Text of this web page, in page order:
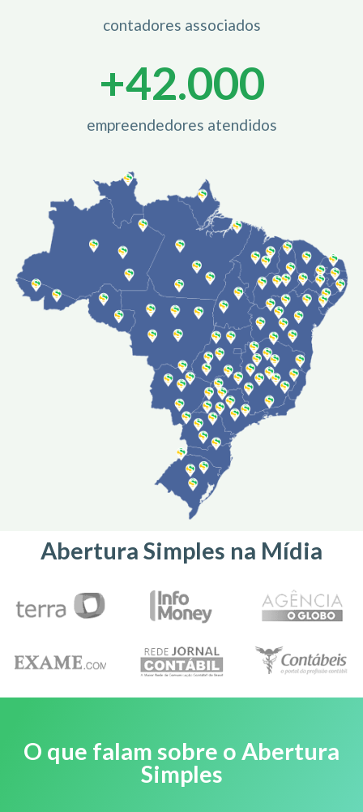
contadores associados
empreendedores atendidos
+42.000
Abertura Simples na Mídia
O que falam sobre o Abertura
Simples